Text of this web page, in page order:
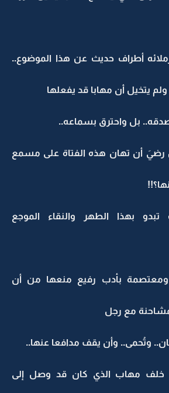
أطراف حديث عن هذا الموضوع..
يتخيل أن مهابا قد يفعلها
بل واحترق بسماعه..
رضيَ أن تهان هذه الفتاة على مسمع
بهذا الطهر والنقاء الموجع
ومعتصمة بأدب رفيع منعها من أن
مع رجل
وتُحمى.. وأن يقف مدافعا عنها..
خلف مهاب الذي كان قد وصل إلى